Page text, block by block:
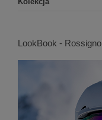
LookBook - Rossignol